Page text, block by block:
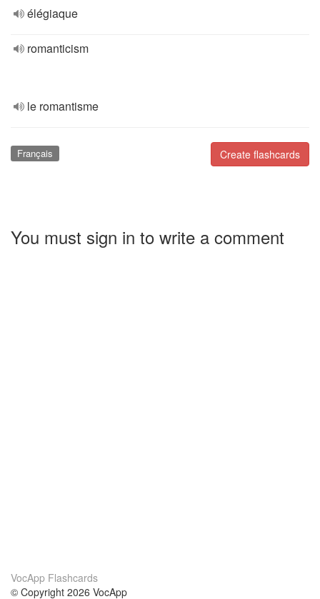
élégiaque
romanticism
le romantisme
Create flashcards
Français
You must sign in to write a comment
VocApp Flashcards
© Copyright 2026 VocApp